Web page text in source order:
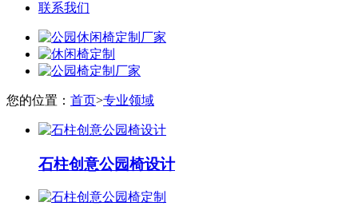
联系我们
您的位置： 首页>专业领域
石柱创意公园椅设计